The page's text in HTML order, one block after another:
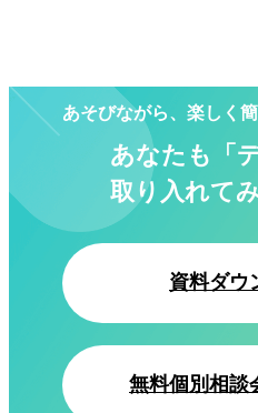
あそびながら、楽しく
あなたも「
取り入れて
資料ダウ
無料個別相談